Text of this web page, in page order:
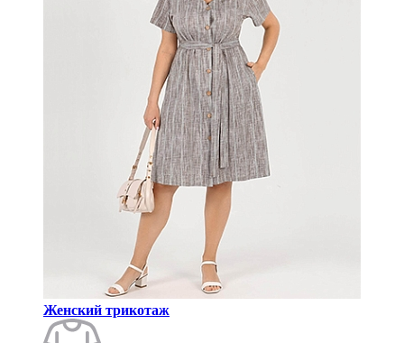
Женский трикотаж